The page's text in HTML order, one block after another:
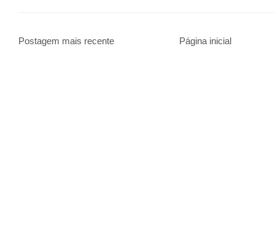
Postagem mais recente Página inicial